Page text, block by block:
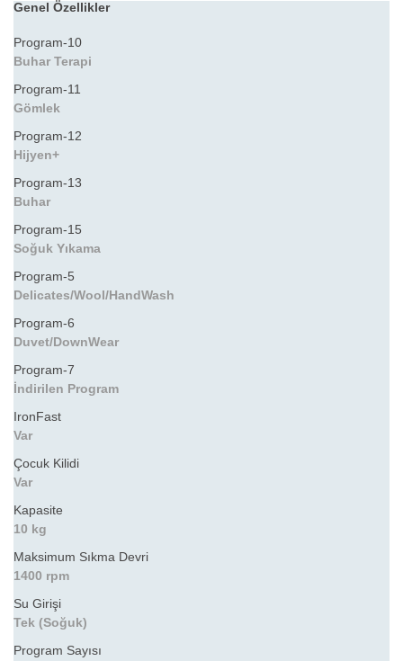
Genel Özellikler
Program-10
Buhar Terapi
Program-11
Gömlek
Program-12
Hijyen+
Program-13
Buhar
Program-15
Soğuk Yıkama
Program-5
Delicates/Wool/HandWash
Program-6
Duvet/DownWear
Program-7
İndirilen Program
IronFast
Var
Çocuk Kilidi
Var
Kapasite
10 kg
Maksimum Sıkma Devri
1400 rpm
Su Girişi
Tek (Soğuk)
Program Sayısı